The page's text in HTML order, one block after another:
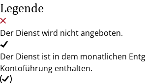
Legende
Der Dienst wird nicht angeboten.
Der Dienst ist in dem monatlichen
Kontoführung enthalten.